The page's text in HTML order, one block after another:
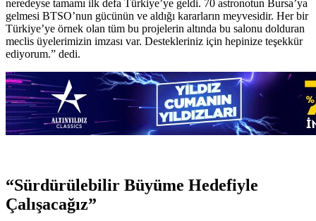
neredeyse tamamı ilk defa Türkiye’ye geldi. 70 astronotun Bursa’ya
gelmesi BTSO’nun gücünün ve aldığı kararların meyvesidir. Her bir
Türkiye’ye örnek olan tüm bu projelerin altında bu salonu dolduran
meclis üyelerimizin imzası var. Destekleriniz için hepinize teşekkür
ediyorum.” dedi.
“Sürdürülebilir Büyüme Hedefiyle
Çalışacağız”